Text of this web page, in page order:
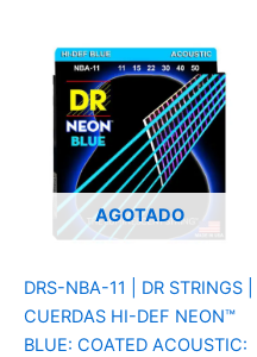
AGOTADO
DRS-NBA-11 | DR STRINGS |
CUERDAS HI-DEF NEON™
BLUE: COATED ACOUSTIC: